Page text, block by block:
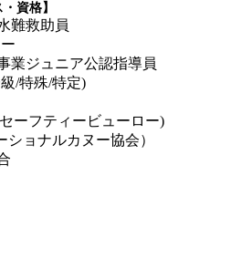
資格】
難救助員
業ジュニア公認指導員
/特殊/特定)
ーフティービューロー)
ショナルカヌー協会）